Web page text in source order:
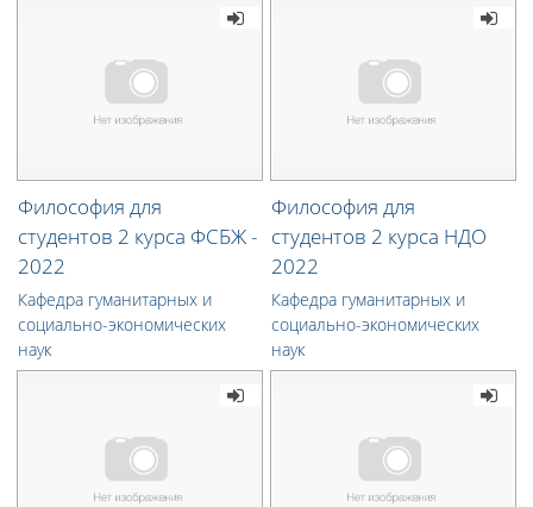
Философия для
студентов 2 курса ФСБЖ -
2022
Кафедра гуманитарных и
социально-экономических
наук
Философия для
студентов 2 курса НДО
2022
Кафедра гуманитарных и
социально-экономических
наук